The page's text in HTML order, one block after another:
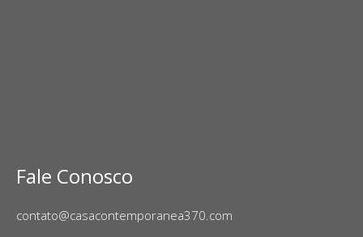
Fale Conosco
contato@casacontemporanea370.com